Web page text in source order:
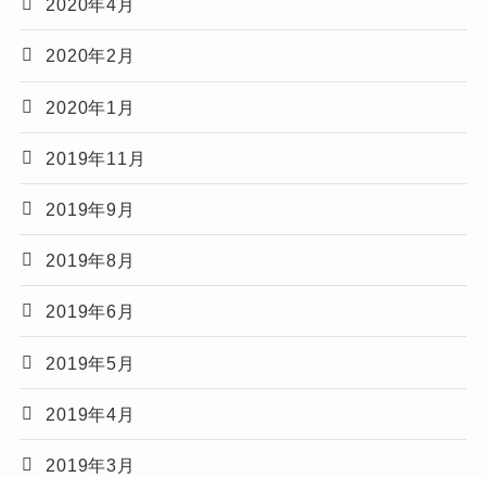
2020年4月
2020年2月
2020年1月
2019年11月
2019年9月
2019年8月
2019年6月
2019年5月
2019年4月
2019年3月